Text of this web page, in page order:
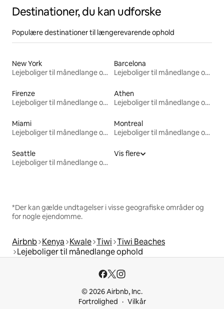
Destinationer, du kan udforske
Populære destinationer til længerevarende ophold
New York
Lejeboliger til månedlange ophold
Barcelona
Lejeboliger til månedlange ophold
Firenze
Lejeboliger til månedlange ophold
Athen
Lejeboliger til månedlange ophold
Miami
Lejeboliger til månedlange ophold
Montreal
Lejeboliger til månedlange ophold
Seattle
Lejeboliger til månedlange ophold
Vis flere
*Der kan gælde undtagelser i visse geografiske områder og
for nogle ejendomme.
Airbnb Kenya Kwale Tiwi Tiwi Beaches
Lejeboliger til månedlange ophold
© 2026 Airbnb, Inc.
Fortrolighed
Vilkår